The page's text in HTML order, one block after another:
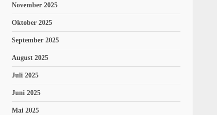
November 2025
Oktober 2025
September 2025
August 2025
Juli 2025
Juni 2025
Mai 2025